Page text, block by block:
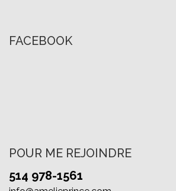
FACEBOOK
POUR ME REJOINDRE
514 978-1561